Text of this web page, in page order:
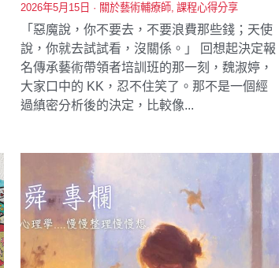
2026年5月15日 · 關於藝術輔療師, 課程心得分享
「惡魔說，你不要去，不要浪費那些錢；天使
說，你就去試試看，沒關係。」 回想起決定報
名傳承藝術帶領者培訓班的那一刻，魏淑婷，
大家口中的 KK，忍不住笑了。那不是一個經
過縝密分析後的決定，比較像...